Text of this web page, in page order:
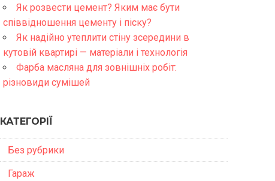
Як розвести цемент? Яким має бути
співвідношення цементу і піску?
Як надійно утеплити стіну зсередини в
кутовій квартирі — матеріали і технологія
Фарба масляна для зовнішніх робіт:
різновиди сумішей
КАТЕГОРІЇ
Без рубрики
Гараж